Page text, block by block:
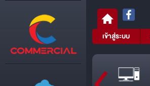
เข้าสู่ระบบ